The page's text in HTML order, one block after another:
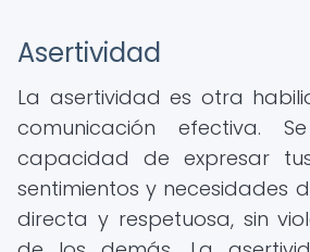
Asertividad
La asertividad es otra
comunicación efectiva.
capacidad de expresar
sentimientos y necesidades
directa y respetuosa, sin